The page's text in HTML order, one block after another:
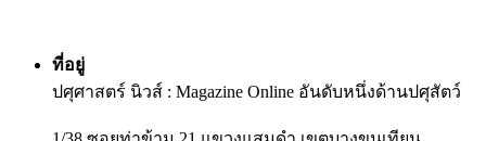
ที่อยู่
ปศุศาสตร์ นิวส์ : Magazine Online อันดับหนึ่งด้านปศุสัตว์